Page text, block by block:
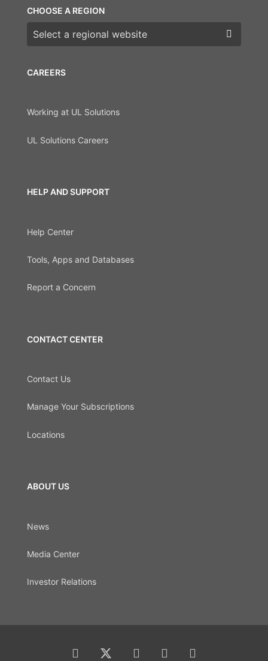
CAREERS
Working at UL Solutions
UL Solutions Careers
HELP AND SUPPORT
Help Center
Tools, Apps and Databases
Report a Concern
CONTACT CENTER
Contact Us
Manage Your Subscriptions
Locations
ABOUT US
News
Media Center
Investor Relations
CHOOSE A REGION
Choose a region